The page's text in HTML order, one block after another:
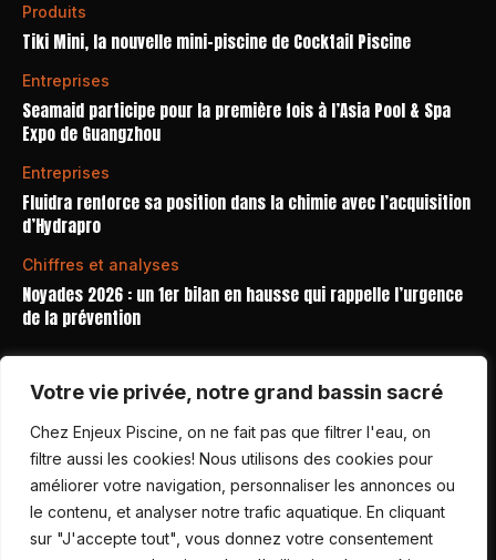
Votre vie privée, notre grand bassin sacré
Chez Enjeux Piscine, on ne fait pas que filtrer l'eau, on
filtre aussi les cookies! Nous utilisons des cookies pour
améliorer votre navigation, personnaliser les annonces ou
le contenu, et analyser notre trafic aquatique. En cliquant
sur "J'accepte tout", vous donnez votre consentement
Produits
Tiki Mini, la nouvelle mini-piscine de Cocktail Piscine
Entreprises
Seamaid participe pour la première fois à l’Asia Pool & Spa
Expo de Guangzhou
Entreprises
Fluidra renforce sa position dans la chimie avec l’acquisition
d’Hydrapro
Chiffres et analyses
Noyades 2026 : un 1er bilan en hausse qui rappelle l’urgence
de la prévention
ABONNEMENTS